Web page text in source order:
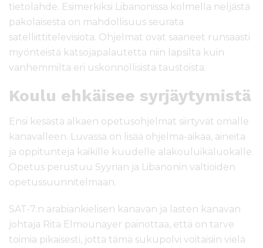
tietolähde. Esimerkiksi Libanonissa kolmella neljästä
pakolaisesta on mahdollisuus seurata
satelliittitelevisiota. Ohjelmat ovat saaneet runsaasti
myönteistä katsojapalautetta niin lapsilta kuin
vanhemmilta eri uskonnollisista taustoista.
Koulu ehkäisee syrjäytymistä
Ensi kesästä alkaen opetusohjelmat siirtyvät omalle
kanavalleen. Luvassa on lisää ohjelma-aikaa, aineita
ja oppitunteja kaikille kuudelle alakouluikäluokalle.
Opetus perustuu Syyrian ja Libanonin valtioiden
opetussuunnitelmaan.
SAT-7:n arabiankielisen kanavan ja lasten kanavan
johtaja Rita Elmounayer painottaa, että on tarve
toimia pikaisesti, jotta tämä sukupolvi voitaisiin vielä